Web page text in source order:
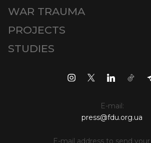
WAR TRAUMA
PROJECTS
STUDIES
E-mail:
press@fdu.org.ua